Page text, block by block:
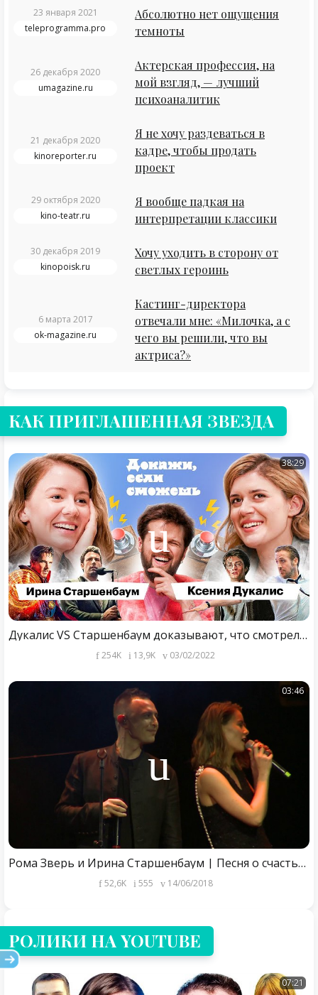
23 января 2021
teleprogramma.pro
Абсолютно нет ощущения
темноты
26 декабря 2020
umagazine.ru
Актерская профессия, на
мой взгляд, — лучший
психоаналитик
21 декабря 2020
kinoreporter.ru
Я не хочу раздеваться в
кадре, чтобы продать
проект
29 октября 2020
kino-teatr.ru
Я вообще падкая на
интерпретации классики
30 декабря 2019
kinopoisk.ru
Хочу уходить в сторону от
светлых героинь
6 марта 2017
ok-magazine.ru
Кастинг-директора
отвечали мне: «Милочка, а с
чего вы решили, что вы
актриса?»
КАК ПРИГЛАШЕННАЯ ЗВЕЗДА
38:29
Дукалис VS Старшенбаум доказывают, что смотрели Эйфорию и Доктора Стрэнджа | ДОКАЖИ, ЕСЛИ СМОЖЕШЬ
254K 13,9K 03/02/2022
03:46
Рома Зверь и Ирина Старшенбаум | Песня о счастье | Премьера фильма "Лето" в Гоголь-центре
52,6K 555 14/06/2018
РОЛИКИ НА YOUTUBE
07:21